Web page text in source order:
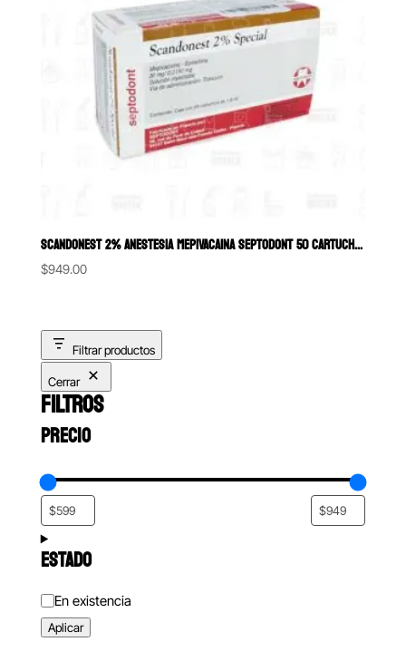
SCANDONEST 2% ANESTESIA MEPIVACAINA SEPTODONT 50 CARTUCHOS
$949.00
Filtrar productos
Cerrar
FILTROS
PRECIO
ESTADO
Estado
En existencia
Aplicar